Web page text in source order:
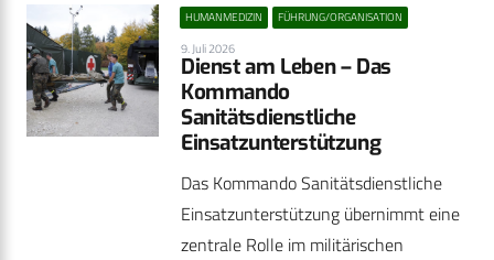
HUMANMEDIZIN FÜHRUNG/ORGANISATION
9. Juli 2026
Dienst am Leben – Das
Kommando
Sanitätsdienstliche
Einsatzunterstützung
Das Kommando Sanitätsdienstliche
Einsatzunterstützung übernimmt eine
zentrale Rolle im militärischen